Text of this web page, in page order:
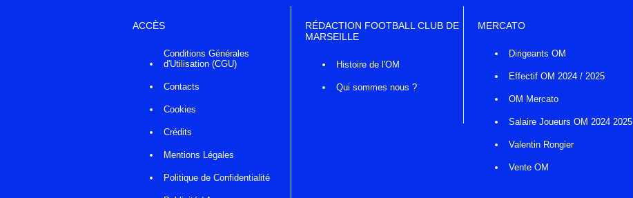
ACCÈS
Conditions Générales
d'Utilisation (CGU)
Contacts
Cookies
Crédits
Mentions Légales
Politique de Confidentialité
RÉDACTION FOOTBALL CLUB DE
MARSEILLE
Histoire de l'OM
Qui sommes nous ?
MERCATO
Dirigeants OM
Effectif OM 2024 / 2025
OM Mercato
Salaire Joueurs OM 2024 2025
Valentin Rongier
Vente OM